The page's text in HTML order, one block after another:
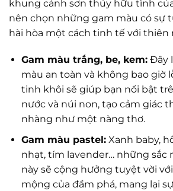
khung cảnh sơn thủy hữu tình
nên chọn những gam màu có sự
hài hòa một cách tinh tế với thiên
Gam màu trắng, be, kem:Đây
màu an toàn và không bao giờ
tinh khôi sẽ giúp bạn nổi bật
nước và núi non, tạo cảm giác
nhàng như một nàng thơ.
Gam màu pastel:Xanh baby,
nhạt, tím lavender… những sắc
này sẽ cộng hưởng tuyệt vời
mộng của đầm phá, mang lại